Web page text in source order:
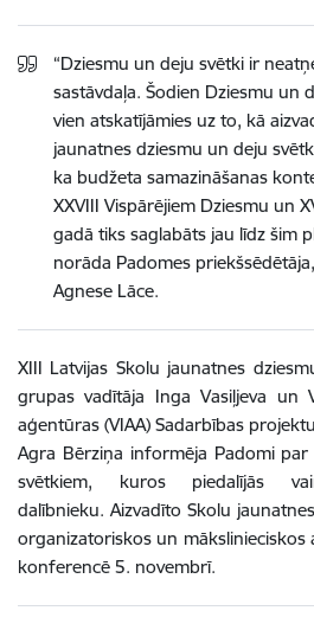
“Dziesmu un deju svētki ir
sastāvdaļa. Šodien Dziesmu un
vien atskatījāmies uz to, kā
jaunatnes dziesmu un deju
ka budžeta samazināšanas
XXVIII Vispārējiem Dziesmu un
gadā tiks saglabāts jau līdz šim
norāda Padomes
Agnese Lāce.
XIII Latvijas Skolu jaunatnes
grupas vadītāja Inga Vasiļjeva un
aģentūras (VIAA) Sadarbības
Agra Bērziņa informēja Padomi par
svētkiem, kuros piedalījās
dalībnieku. Aizvadīto Skolu
organizatoriskos un mākslinieciskos
konferencē 5. novembrī.